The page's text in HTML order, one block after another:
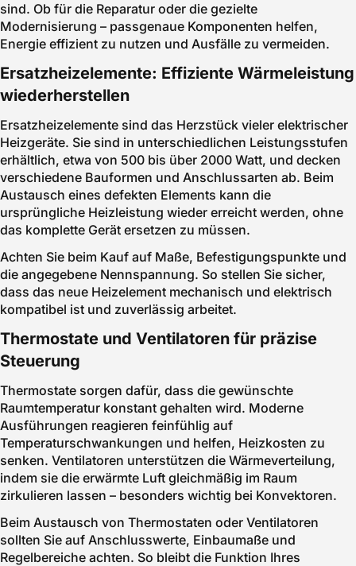
sind. Ob für die Reparatur oder die gezielte
Modernisierung – passgenaue Komponenten helfen,
Energie effizient zu nutzen und Ausfälle zu vermeiden.
Ersatzheizelemente: Effiziente Wärmeleistung
wiederherstellen
Ersatzheizelemente sind das Herzstück vieler elektrischer
Heizgeräte. Sie sind in unterschiedlichen Leistungsstufen
erhältlich, etwa von 500 bis über 2000 Watt, und decken
verschiedene Bauformen und Anschlussarten ab. Beim
Austausch eines defekten Elements kann die
ursprüngliche Heizleistung wieder erreicht werden, ohne
das komplette Gerät ersetzen zu müssen.
Achten Sie beim Kauf auf Maße, Befestigungspunkte und
die angegebene Nennspannung. So stellen Sie sicher,
dass das neue Heizelement mechanisch und elektrisch
kompatibel ist und zuverlässig arbeitet.
Thermostate und Ventilatoren für präzise
Steuerung
Thermostate sorgen dafür, dass die gewünschte
Raumtemperatur konstant gehalten wird. Moderne
Ausführungen reagieren feinfühlig auf
Temperaturschwankungen und helfen, Heizkosten zu
senken. Ventilatoren unterstützen die Wärmeverteilung,
indem sie die erwärmte Luft gleichmäßig im Raum
zirkulieren lassen – besonders wichtig bei Konvektoren.
Beim Austausch von Thermostaten oder Ventilatoren
sollten Sie auf Anschlusswerte, Einbaumaße und
Regelbereiche achten. So bleibt die Funktion Ihres